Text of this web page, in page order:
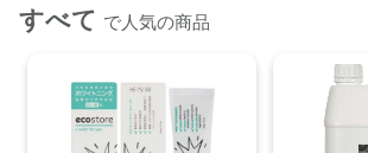
すべて で人気の商品